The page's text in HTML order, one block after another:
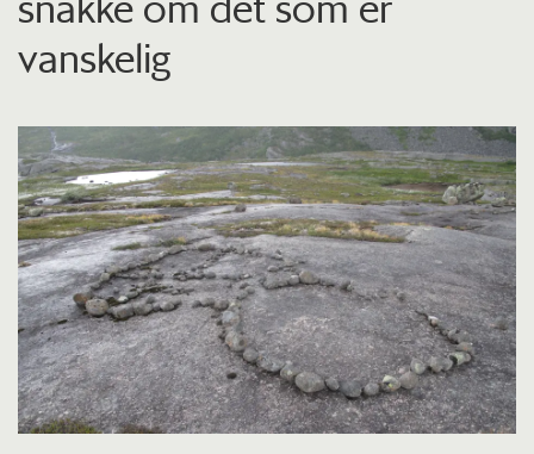
vanskelig